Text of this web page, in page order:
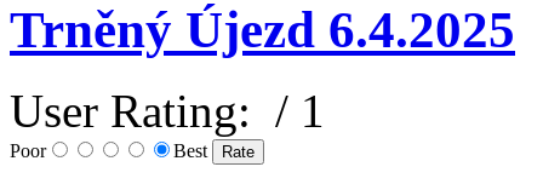
Trněný Újezd 6.4.2025
User Rating: / 1
Poor Best